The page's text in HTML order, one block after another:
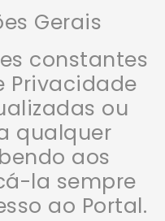
Gerais
constantes
Privacidade
ou
qualquer
aos
la sempre
ao Portal.